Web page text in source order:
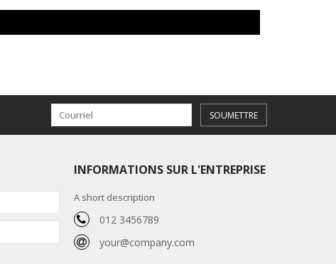
SOUMETTRE
INFORMATIONS SUR L'ENTREPRISE
A short description
012 3456789
your@company.com